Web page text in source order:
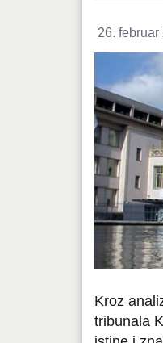
26. februar
Kroz
tribunala